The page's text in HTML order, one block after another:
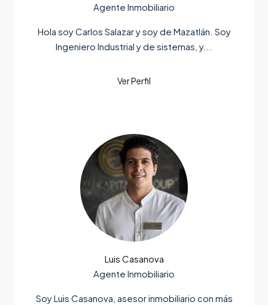
Agente Inmobiliario
Hola soy Carlos Salazar y soy de Mazatlán. Soy
Ingeniero Industrial y de sistemas, y...
Luis Casanova
Agente Inmobiliario
Soy Luis Casanova, asesor inmobiliario con más